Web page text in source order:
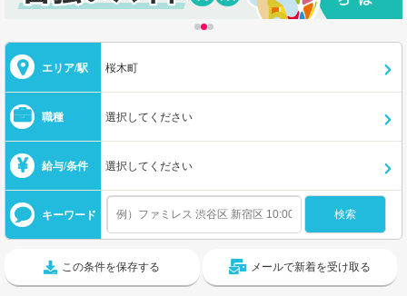
エリア/駅 桜木町
職種 選択してください
給与/条件 選択してください
キーワード
この条件を保存する メールで新着を受け取る